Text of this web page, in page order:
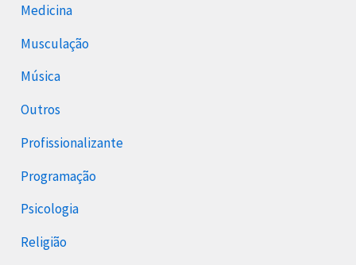
Medicina
Musculação
Música
Outros
Profissionalizante
Programação
Psicologia
Religião